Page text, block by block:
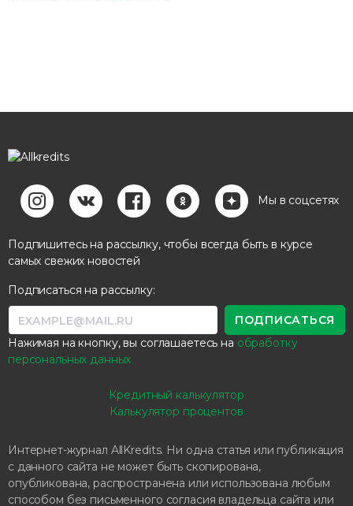
Мы в соцсетях
Подпишитесь на рассылку, чтобы всегда быть в курсе
самых свежих новостей
Подписаться на рассылку:
Нажимая на кнопку, вы соглашаетесь на обработку
персональных данных
Кредитный калькулятор
Калькулятор процентов
Интернет-журнал AllKredits. Ни одна статья или публикация
с данного сайта не может быть скопирована,
опубликована, распространена или использована любым
способом без письменного согласия владельца сайта или